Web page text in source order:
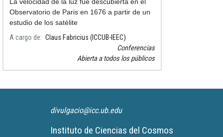
Observatorio de Paris en 1676 a partir de un
estudio de los satélite
A cargo de
Claus Fabricius (ICCUB-IEEC)
Conferencias
Abierta a todos los públicos
divulgacio@icc.ub.edu
Instituto de Ciencias del Cosmos